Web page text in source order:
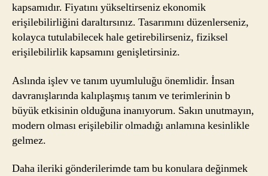
kapsamıdır. Fiyatını yükseltirseniz ekonomik
erişilebilirliğini daraltırsınız. Tasarımını düzenlerseniz,
kolayca tutulabilecek hale getirebilirseniz, fiziksel
erişilebilirlik kapsamını genişletirsiniz.
Aslında işlev ve tanım uyumluluğu önemlidir. İnsan
davranışlarında kalıplaşmış tanım ve terimlerinin b
büyük etkisinin olduğuna inanıyorum. Sakın unutmayın,
modern olması erişilebilir olmadığı anlamına kesinlikle
gelmez.
Daha ileriki gönderilerimde tam bu konulara değinmek